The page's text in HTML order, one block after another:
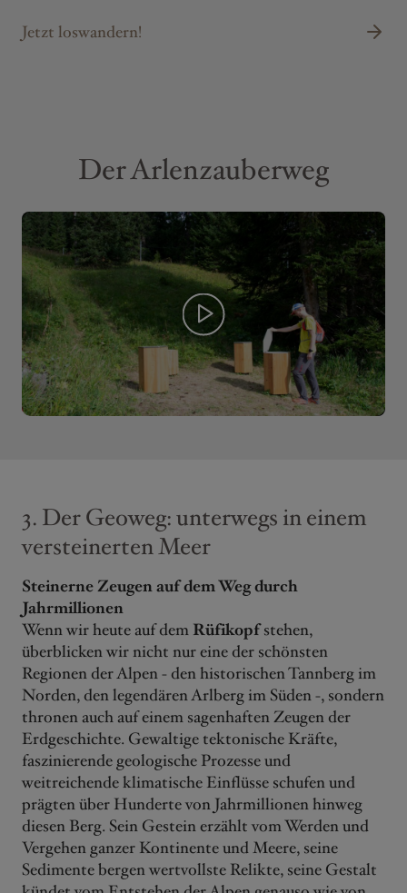
Jetzt loswandern!
Der Arlenzauberweg
3. Der Geoweg: unterwegs in einem
versteinerten Meer
Steinerne Zeugen auf dem Weg durch
Jahrmillionen
Wenn wir heute auf dem Rüfikopfstehen,
überblicken wir nicht nur eine der schönsten
Regionen der Alpen - den historischen Tannberg im
Norden, den legendären Arlberg im Süden -, sondern
thronen auch auf einem sagenhaften Zeugen der
Erdgeschichte. Gewaltige tektonische Kräfte,
faszinierende geologische Prozesse und
weitreichende klimatische Einflüsse schufen und
prägten über Hunderte von Jahrmillionen hinweg
diesen Berg. Sein Gestein erzählt vom Werden und
Vergehen ganzer Kontinente und Meere, seine
Sedimente bergen wertvollste Relikte, seine Gestalt